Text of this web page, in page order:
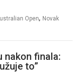
Open, Novak
nakon finala:
to”